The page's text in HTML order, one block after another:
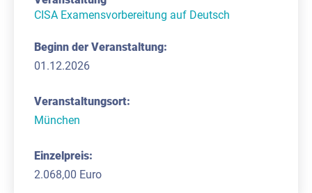
CISA Examensvorbereitung auf Deutsch
01.12.2026
München
2.068,00 Euro